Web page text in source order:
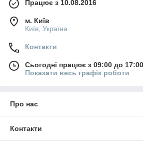
Працює з 10.08.2016
м. Київ
Київ, Україна
Контакти
Сьогодні працює з 09:00 до 17:00
Показати весь графік роботи
Про нас
Контакти